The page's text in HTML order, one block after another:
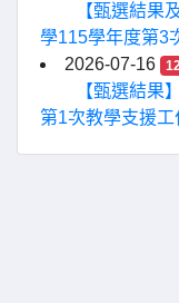
【甄選結果
學115學年度第3
2026-07-16
【甄選結果
第1次教學支援工